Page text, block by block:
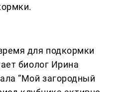
для подкормки
биолог Ирина
“Мой загородный